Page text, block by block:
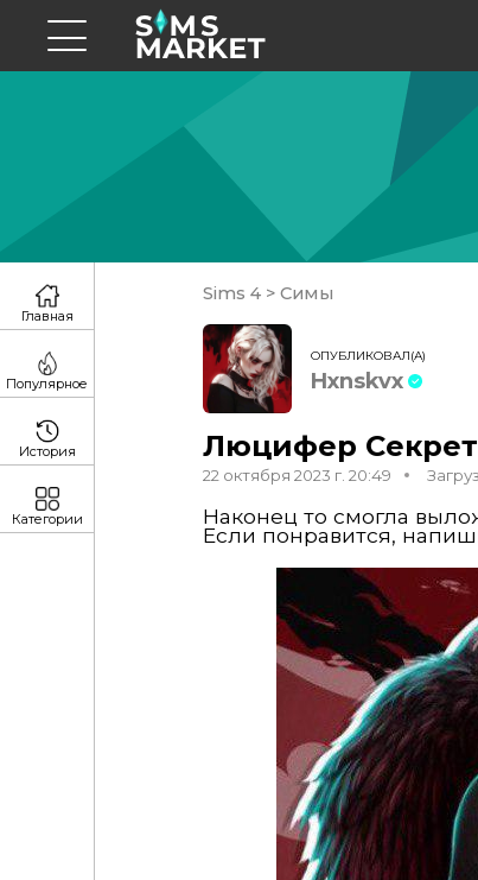
Sims 4 > Симы
ОПУБЛИКОВАЛ(А)
Hxnskvx
Люцифер
22 октября 2023 г. 20:49
Наконец то смогла
Если понравится,
Главная
Популярное
История
Категории